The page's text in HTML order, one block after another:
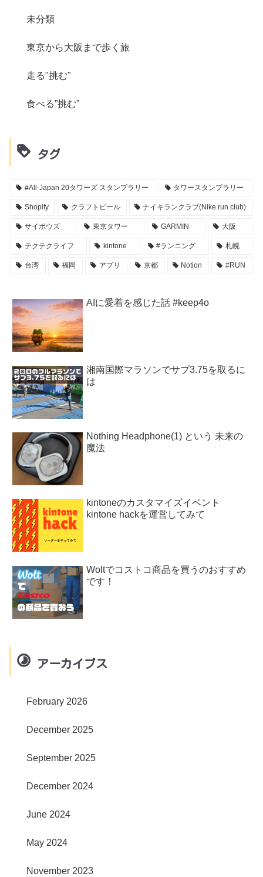
未分類
東京から大阪まで歩く旅
走る"挑む"
食べる”挑む”
タグ
#All-Japan 20タワーズ スタンプラリー タワースタンプラリー
Shopify クラフトビール ナイキランクラブ(Nike run club)
サイボウズ 東京タワー GARMIN 大阪
テクテクライフ kintone #ランニング 札幌
台湾 福岡 アプリ 京都 Notion #RUN
AIに愛着を感じた話 #keep4o
湘南国際マラソンでサブ3.75を取るに
は
Nothing Headphone(1) という 未来の
魔法
kintoneのカスタマイズイベント
kintone hackを運営してみて
Woltでコストコ商品を買うのおすすめ
です！
アーカイブス
February 2026
December 2025
September 2025
December 2024
June 2024
May 2024
November 2023